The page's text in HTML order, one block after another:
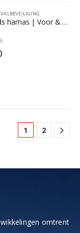
VALBEVEILIGING
Veiligheids harnas | Voor & achterzijde D aansluiting | Reflecterend
1 2
omtrent